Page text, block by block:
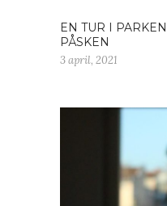
EN TUR I
PÅSKEN
3 april, 2021